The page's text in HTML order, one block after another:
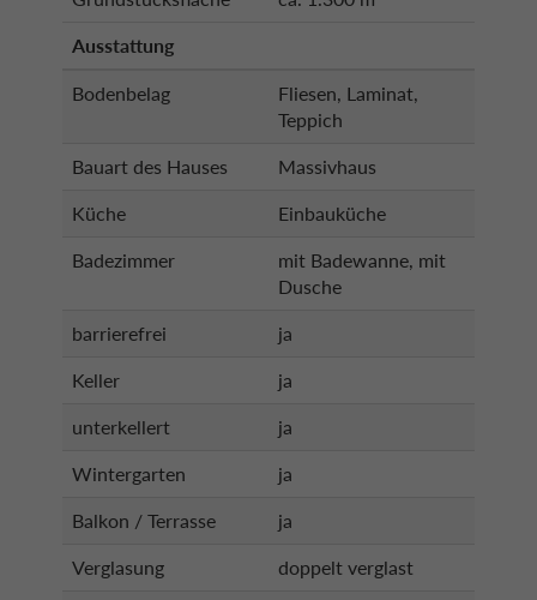
Ausstattung
Bodenbelag
Fliesen, Laminat,
Teppich
Bauart des Hauses Massivhaus
Küche Einbauküche
Badezimmer
mit Badewanne, mit
Dusche
barrierefrei ja
Keller ja
unterkellert ja
Wintergarten ja
Balkon / Terrasse ja
Verglasung doppelt verglast